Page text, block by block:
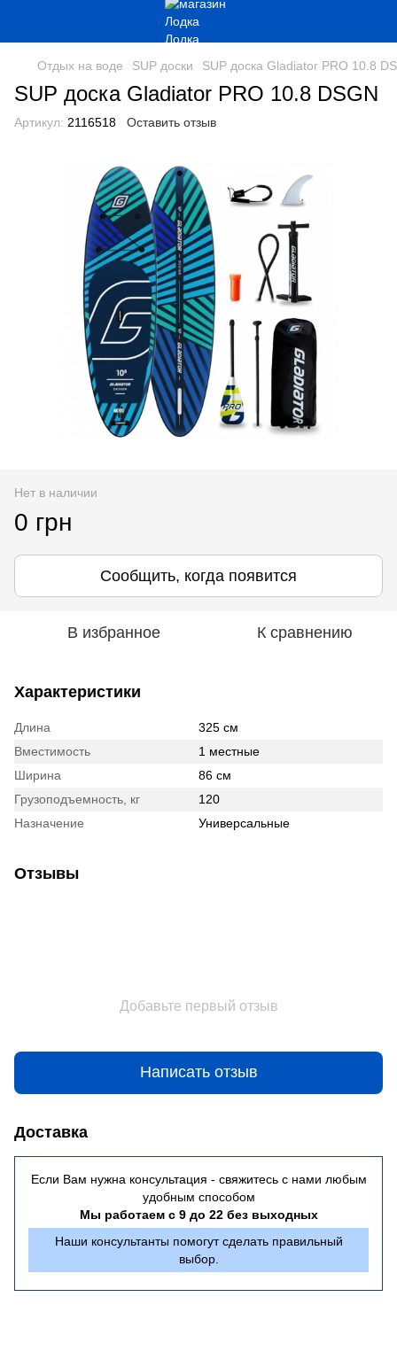
Отдых на воде SUP доски SUP доска Gladiator PRO 10.8
SUP доска Gladiator PRO 10.8 DSGN
Артикул: 2116518 Оставить отзыв
Нет в наличии
0 грн
Сообщить, когда появится
В избранное К сравнению
Характеристики
Длина
325 см
Вместимость
1 местные
Ширина
86 см
Грузоподъемность, кг
120
Назначение
Универсальные
Отзывы
Добавьте первый отзыв
Написать отзыв
Доставка
Если Вам нужна консультация - свяжитесь с нами любым
удобным способом
Мы работаем с 9 до 22 без выходных
Наши консультанты помогут сделать правильный
выбор.